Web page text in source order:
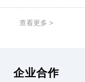
务。劳务派遣最直接的优势在
查看更多 >
企业合作